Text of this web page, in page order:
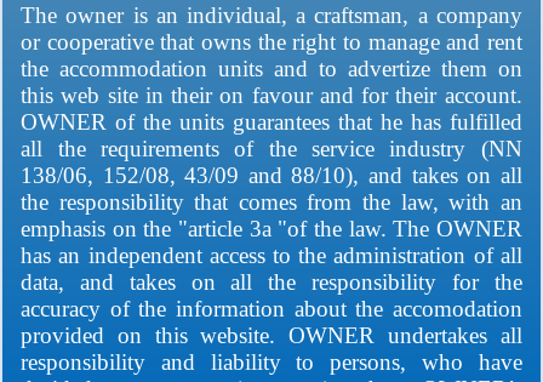
The owner is an individual, a craftsman, a company
or cooperative that owns the right to manage and rent
the accommodation units and to advertize them on
this web site in their on favour and for their account.
OWNER of the units guarantees that he has fulfilled
all the requirements of the service industry (NN
138/06, 152/08, 43/09 and 88/10), and takes on all
the responsibility that comes from the law, with an
emphasis on the "article 3a "of the law. The OWNER
has an independent access to the administration of all
data, and takes on all the responsibility for the
accuracy of the information about the accomodation
provided on this website. OWNER undertakes all
responsibility and liability to persons, who have